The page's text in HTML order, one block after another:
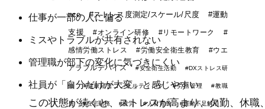
仕事が一部の人に偏る
ミスやトラブルが共有されない
管理職が部下の変化に気づきにくい
社員が「自分だけが大変」と感じやすい
この状態が続くと、ストレスが高まり、欠勤、休
nce
#ストレス度測定/スケール/尺度
#運動
支援
#オンライン研修 #リモートワーク #
感情労働ストレス #労働安全衛生教育 #ウエ
アラブルデバイス #安全衛生活動 #DXストレス研
修 #健康経営コンサルティング #労務管理 #教職
員 #在宅勤務 #疲労 #人材育成 #運動不足解消